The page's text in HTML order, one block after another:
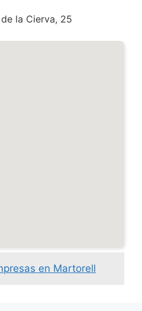
la Cierva, 25
en Martorell